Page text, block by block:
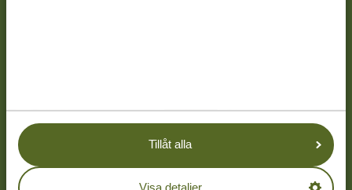
Tillåt alla
Visa detaljer
16-02-26